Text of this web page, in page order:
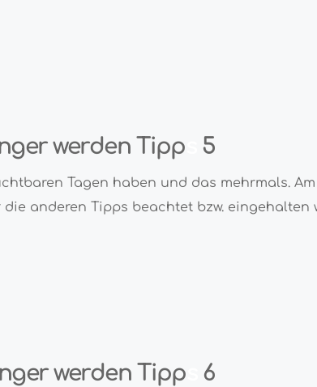
werden Tipp 5
Tagen haben und das mehrmals.
anderen Tipps beachtet bzw. eingehalten
werden Tipp 6